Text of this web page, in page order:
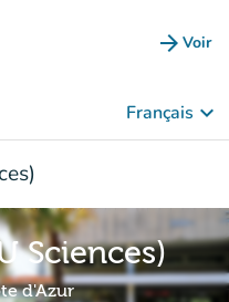
arrow_forward Voir
Français keyboard_arrow_down
Sciences)
d'Azur